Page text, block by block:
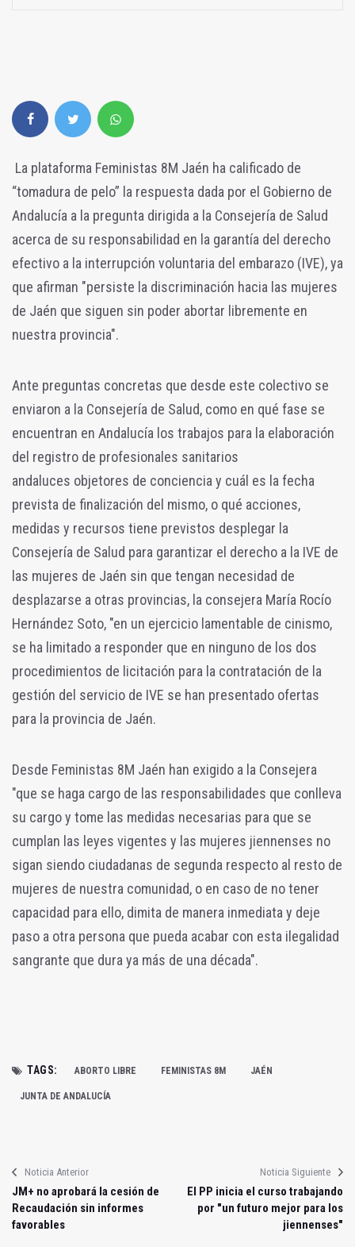
La plataforma Feministas 8M Jaén ha calificado de
“tomadura de pelo” la respuesta dada por el Gobierno de
Andalucía a la pregunta dirigida a la Consejería de Salud
acerca de su responsabilidad en la garantía del derecho
efectivo a la interrupción voluntaria del embarazo (IVE), ya
que afirman "persiste la discriminación hacia las mujeres
de Jaén que siguen sin poder abortar libremente en
nuestra provincia".
Ante preguntas concretas que desde este colectivo se
enviaron a la Consejería de Salud, como en qué fase se
encuentran en Andalucía los trabajos para la elaboración
del registro de profesionales sanitarios
andaluces objetores de conciencia y cuál es la fecha
prevista de finalización del mismo, o qué acciones,
medidas y recursos tiene previstos desplegar la
Consejería de Salud para garantizar el derecho a la IVE de
las mujeres de Jaén sin que tengan necesidad de
desplazarse a otras provincias, la consejera María Rocío
Hernández Soto, "en un ejercicio lamentable de cinismo,
se ha limitado a responder que en ninguno de los dos
procedimientos de licitación para la contratación de la
gestión del servicio de IVE se han presentado ofertas
para la provincia de Jaén.
Desde Feministas 8M Jaén han exigido a la Consejera
"que se haga cargo de las responsabilidades que conlleva
su cargo y tome las medidas necesarias para que se
cumplan las leyes vigentes y las mujeres jiennenses no
sigan siendo ciudadanas de segunda respecto al resto de
mujeres de nuestra comunidad, o en caso de no tener
capacidad para ello, dimita de manera inmediata y deje
paso a otra persona que pueda acabar con esta ilegalidad
sangrante que dura ya más de una década".
TAGS: ABORTO LIBRE FEMINISTAS 8M JAÉN
JUNTA DE ANDALUCÍA
Noticia Anterior
JM+ no aprobará la cesión de
Recaudación sin informes
favorables
Noticia Siguiente
El PP inicia el curso trabajando
por "un futuro mejor para los
jiennenses"